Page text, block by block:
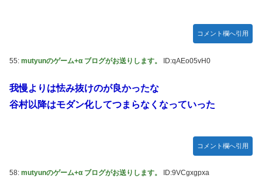
コメント欄へ引用
55: mutyunのゲーム+α ブログがお送りします。 ID:qAEo05vH0
我慢よりは怯み抜けのが良かったな
谷村以降はモダン化してつまらなくなっていった
コメント欄へ引用
58: mutyunのゲーム+α ブログがお送りします。 ID:9VCgxgpxa